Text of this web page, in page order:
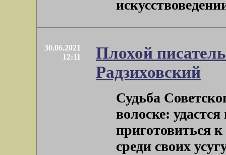
30.06.2021
12:11
Плохой
Радзиховский
Судьба
волоске:
приготовиться
среди своих